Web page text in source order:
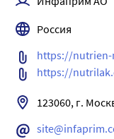
в оптимальном
легкое усвоение
Без пальмового и
ВАЖНО! Для
Россия
https://nutrien-
https://